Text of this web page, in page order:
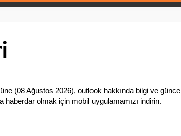
Vizyondaki
(08 Ağustos 2026), outlook hakkında bilgi ve güncel
haberdar olmak için mobil uygulamamızı indirin.